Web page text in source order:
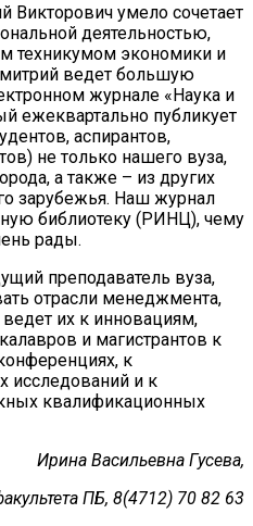
Викторович умело сочетает
деятельностью,
техникумом экономики и
ведет большую
журнале «Наука и
ежеквартально публикует
аспирантов,
не только нашего вуза,
а также – из других
зарубежья. Наш журнал
библиотеку (РИНЦ), чему
рады.
преподаватель вуза,
отрасли менеджмента,
их к инновациям,
и магистрантов к
к
исследований и к
квалификационных
Ирина Васильевна Гусева,
ПБ, 8(4712) 70 82 63